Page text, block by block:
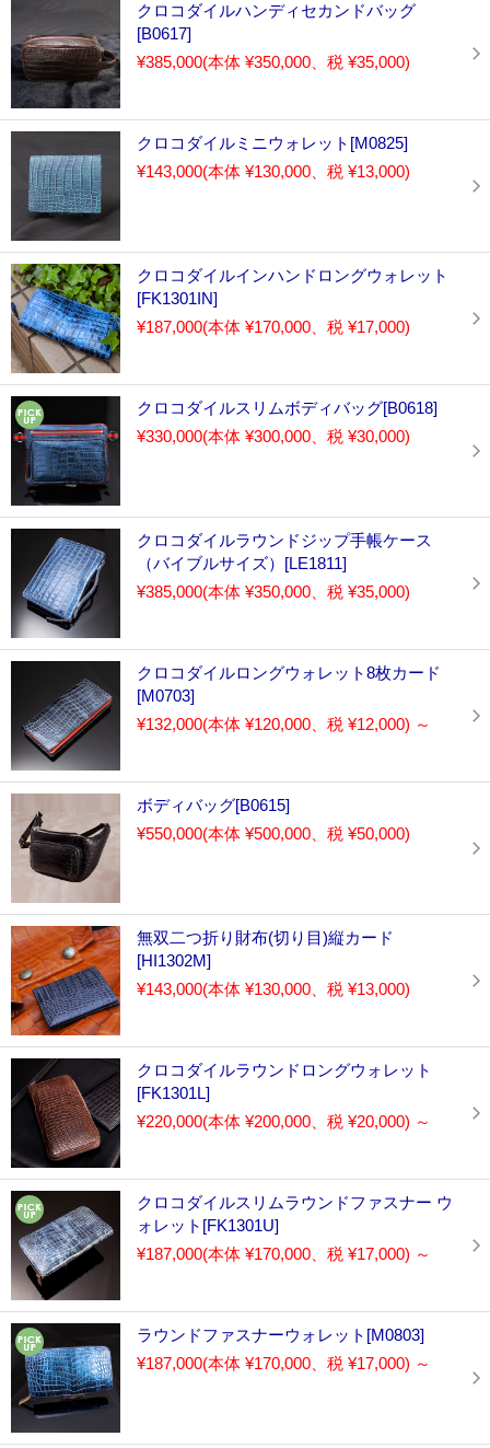
クロコダイルハンディセカンドバッグ
[B0617]
¥385,000(本体 ¥350,000、税 ¥35,000)
クロコダイルミニウォレット[M0825]
¥143,000(本体 ¥130,000、税 ¥13,000)
クロコダイルインハンドロングウォレット
[FK1301IN]
¥187,000(本体 ¥170,000、税 ¥17,000)
クロコダイルスリムボディバッグ[B0618]
¥330,000(本体 ¥300,000、税 ¥30,000)
クロコダイルラウンドジップ手帳ケース
（バイブルサイズ）[LE1811]
¥385,000(本体 ¥350,000、税 ¥35,000)
クロコダイルロングウォレット8枚カード
[M0703]
¥132,000(本体 ¥120,000、税 ¥12,000) ～
ボディバッグ[B0615]
¥550,000(本体 ¥500,000、税 ¥50,000)
無双二つ折り財布(切り目)縦カード
[HI1302M]
¥143,000(本体 ¥130,000、税 ¥13,000)
クロコダイルラウンドロングウォレット
[FK1301L]
¥220,000(本体 ¥200,000、税 ¥20,000) ～
クロコダイルスリムラウンドファスナー ウ
ォレット[FK1301U]
¥187,000(本体 ¥170,000、税 ¥17,000) ～
ラウンドファスナーウォレット[M0803]
¥187,000(本体 ¥170,000、税 ¥17,000) ～